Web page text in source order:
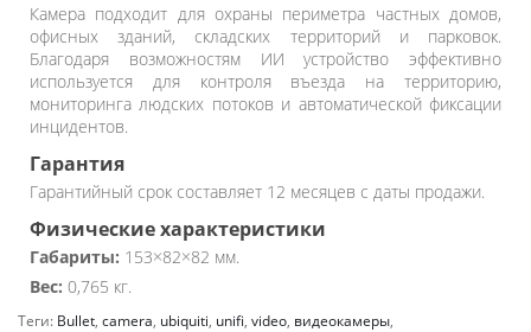
Камера подходит для охраны периметра частных домов,
офисных зданий, складских территорий и парковок.
Благодаря возможностям ИИ устройство эффективно
используется для контроля въезда на территорию,
мониторинга людских потоков и автоматической фиксации
инцидентов.
Гарантия
Гарантийный срок составляет 12 месяцев с даты продажи.
Физические характеристики
Габариты: 153×82×82 мм.
Вес: 0,765 кг.
Теги: Bullet, camera, ubiquiti, unifi, video, видеокамеры,